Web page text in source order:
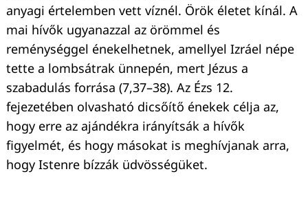
anyagi értelemben vett víznél. Örök életet kínál. A
mai hívők ugyanazzal az örömmel és
reménységgel énekelhetnek, amellyel Izráel népe
tette a lombsátrak ünnepén, mert Jézus a
szabadulás forrása (7,37–38). Az Ézs 12.
fejezetében olvasható dicsőítő énekek célja az,
hogy erre az ajándékra irányítsák a hívők
figyelmét, és hogy másokat is meghívjanak arra,
hogy Istenre bízzák üdvösségüket.